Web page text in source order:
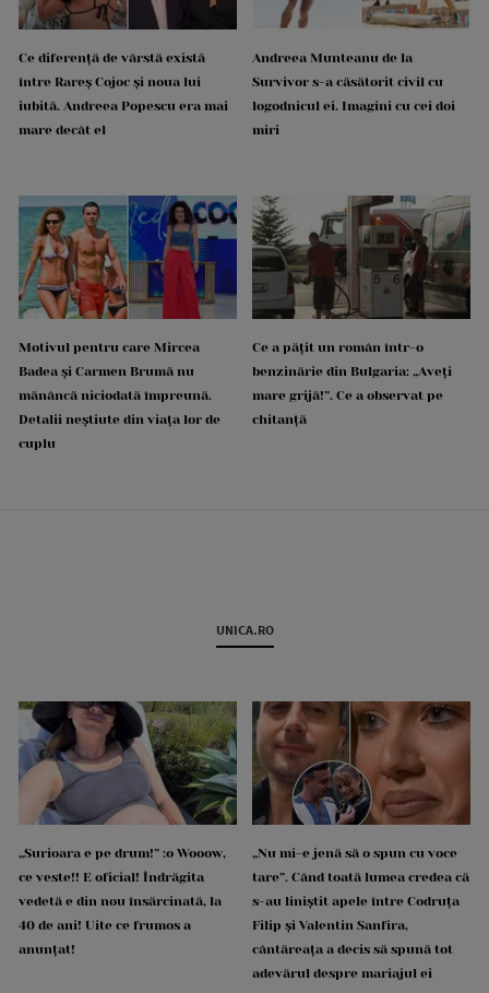
Ce diferență de vârstă există
între Rareș Cojoc și noua lui
iubită. Andreea Popescu era mai
mare decât el
Andreea Munteanu de la
Survivor s-a căsătorit civil cu
logodnicul ei. Imagini cu cei doi
miri
Motivul pentru care Mircea
Badea și Carmen Brumă nu
mănâncă niciodată împreună.
Detalii neștiute din viața lor de
cuplu
Ce a pățit un român într-o
benzinărie din Bulgaria: „Aveți
mare grijă!”. Ce a observat pe
chitanță
UNICA.RO
„Surioara e pe drum!” :o Wooow,
ce veste!! E oficial! Îndrăgita
vedetă e din nou însărcinată, la
40 de ani! Uite ce frumos a
anunțat!
„Nu mi-e jenă să o spun cu voce
tare”. Când toată lumea credea că
s-au liniștit apele între Codruța
Filip și Valentin Sanfira,
cântăreața a decis să spună tot
adevărul despre mariajul ei